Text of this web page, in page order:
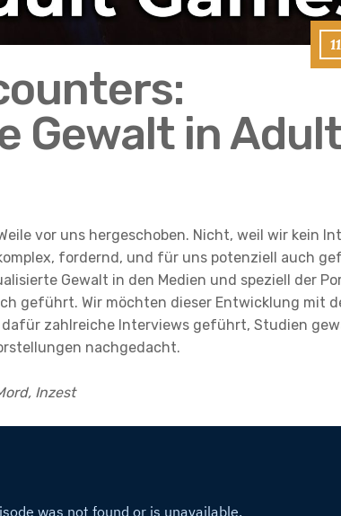
Gewalt in
vor uns hergeschoben. Nicht, weil wir kein
fordernd, und für uns potenziell auch
Gewalt in den Medien und speziell der
geführt. Wir möchten dieser Entwicklung mit
zahlreiche Interviews geführt, Studien
nachgedacht.
Inzest